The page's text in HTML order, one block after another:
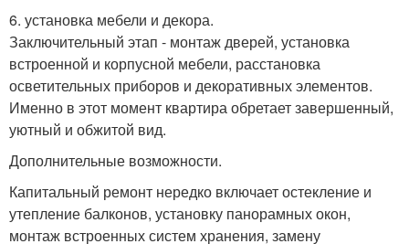
6. установка мебели и декора.
Заключительный этап - монтаж дверей, установка
встроенной и корпусной мебели, расстановка
осветительных приборов и декоративных элементов.
Именно в этот момент квартира обретает завершенный,
уютный и обжитой вид.
Дополнительные возможности.
Капитальный ремонт нередко включает остекление и
утепление балконов, установку панорамных окон,
монтаж встроенных систем хранения, замену